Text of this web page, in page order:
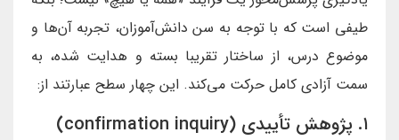
طیفی است که با توجه به سن دانش‌آموزان، تجربه آن‌ها و
موضوع درس، از ساختار تقریبا بسته و هدایت شده، به
سمت آزادی کامل حرکت می‌کند. این چهار سطح عبارتند از:
۱. پژوهش تأییدی (confirmation inquiry)